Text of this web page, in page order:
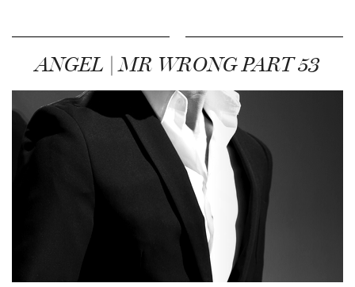
ANGEL | MR WRONG PART 53